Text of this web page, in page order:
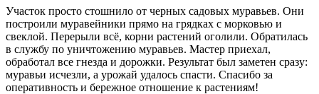
Участок просто стошнило от черных садовых муравьев. Они
построили муравейники прямо на грядках с морковью и
свеклой. Перерыли всё, корни растений оголили. Обратилась
в службу по уничтожению муравьев. Мастер приехал,
обработал все гнезда и дорожки. Результат был заметен сразу:
муравьи исчезли, а урожай удалось спасти. Спасибо за
оперативность и бережное отношение к растениям!